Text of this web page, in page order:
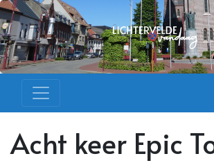
Acht keer Epic